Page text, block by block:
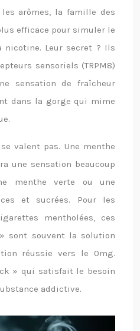
arômes, la famille des
efficace pour simuler le
Leur secret ? Ils
sensoriels (TRPM8)
sensation de fraîcheur
dans la gorge qui mime
valent pas. Une menthe
une sensation beaucoup
menthe verte ou une
et sucrées. Pour les
mentholées, ces
sont souvent la solution
réussie vers le 0mg.
» qui satisfait le besoin
addictive.